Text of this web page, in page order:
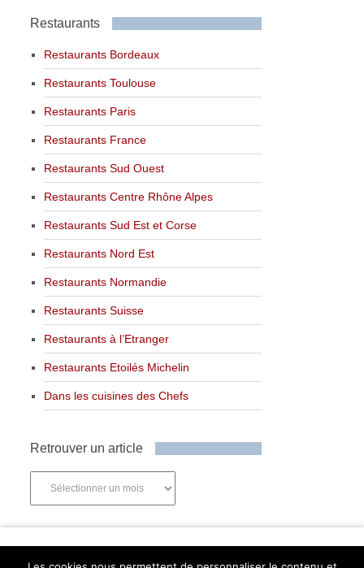
Restaurants
Restaurants Bordeaux
Restaurants Toulouse
Restaurants Paris
Restaurants France
Restaurants Sud Ouest
Restaurants Centre Rhône Alpes
Restaurants Sud Est et Corse
Restaurants Nord Est
Restaurants Normandie
Restaurants Suisse
Restaurants à l’Etranger
Restaurants Etoilés Michelin
Dans les cuisines des Chefs
Retrouver un article